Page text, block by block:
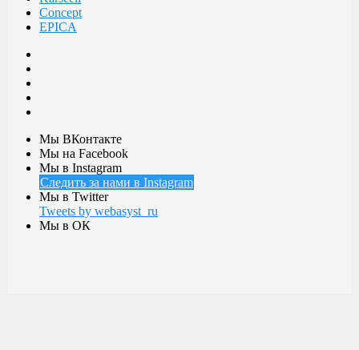
Concept
EPICA
Мы ВКонтакте
Мы на Facebook
Мы в Instagram
Следить за нами в Instagram
Мы в Twitter
Tweets by webasyst_ru
Мы в ОК